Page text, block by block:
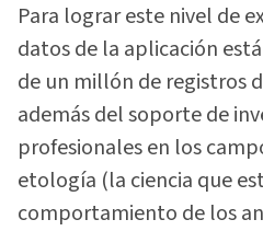
Para lograr este nivel de
datos de la aplicación
de un millón de registros
además del soporte de
profesionales en los
etología (la ciencia que
comportamiento de los